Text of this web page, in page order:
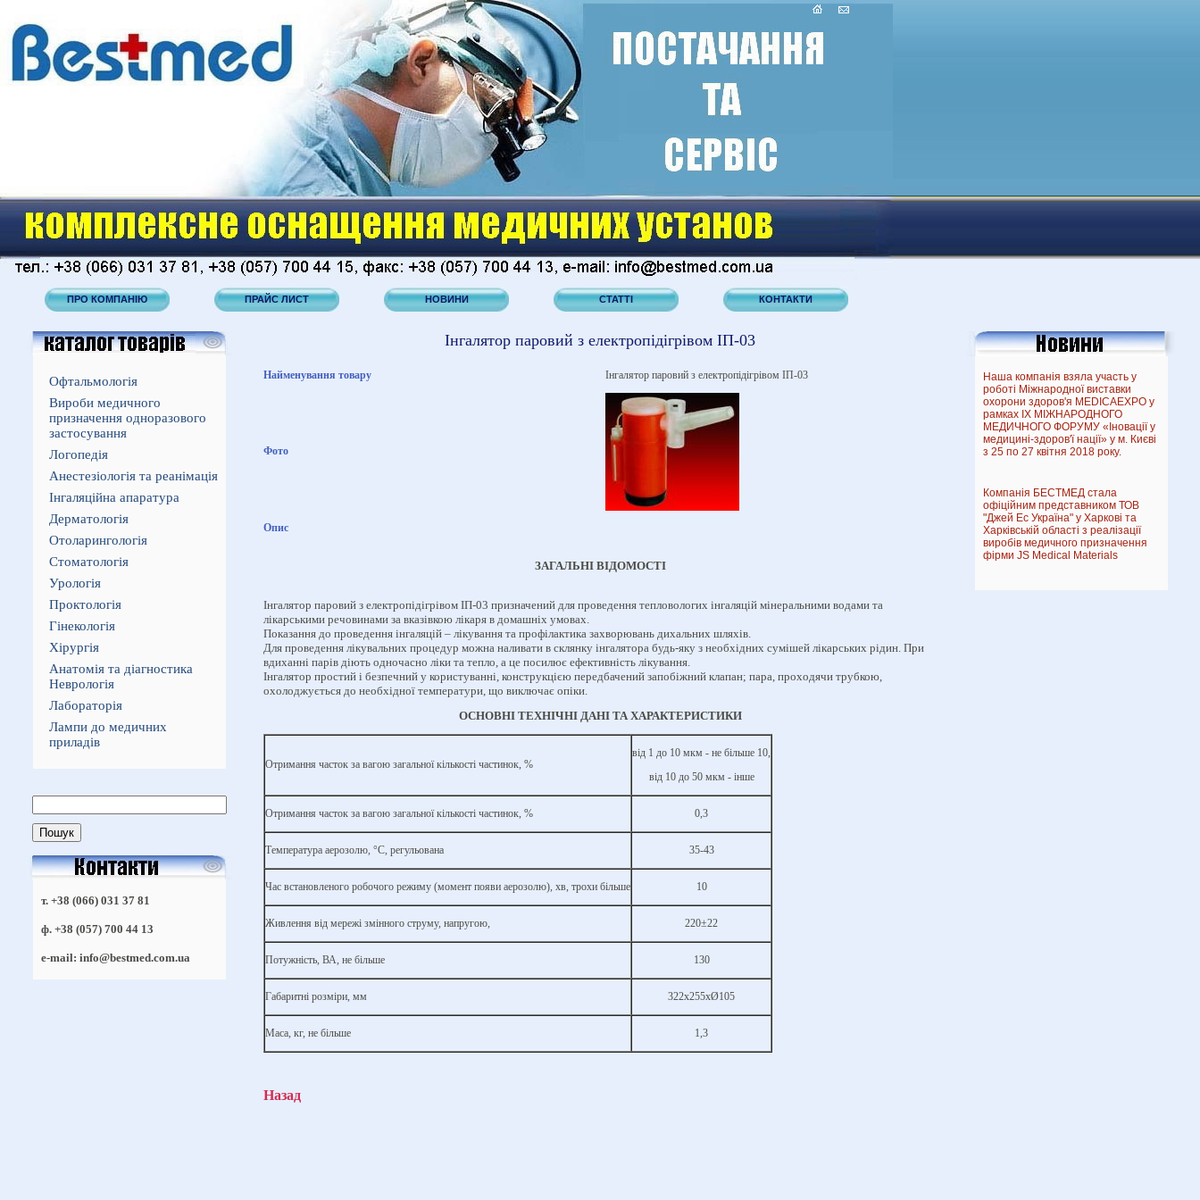
ПРО КОМПАНІЮ ПРАЙС ЛИСТ НОВИНИ СТАТТІ КОНТАКТИ
Офтальмологія
Вироби медичного
призначення одноразового
застосування
Логопедія
Анестезіологія та реанімація
Інгаляційна апаратура
Дерматологія
Отоларингологія
Стоматологія
Урологія
Проктологія
Гінекологія
Хірургія
Анатомія та діагностика
Неврологія
Лабораторія
Лампи до медичних
приладів
т. +38 (066) 031 37 81
ф. +38 (057) 700 44 13
e-mail: info@bestmed.com.ua
Інгалятор паровий з електропідігрівом ІП-03
Найменування товару Інгалятор паровий з електропідігрівом ІП-03
Фото
Опис
ЗАГАЛЬНІ ВІДОМОСТІ
Інгалятор паровий з електропідігрівом ІП-03 призначений для проведення тепловологих інгаляцій мінеральними водами та
лікарськими речовинами за вказівкою лікаря в домашніх умовах.
Показання до проведення інгаляцій – лікування та профілактика захворювань дихальних шляхів.
Для проведення лікувальних процедур можна наливати в склянку інгалятора будь-яку з необхідних сумішей лікарських рідин. При
вдиханні парів діють одночасно ліки та тепло, а це посилює ефективність лікування.
Інгалятор простий і безпечний у користуванні, конструкцією передбачений запобіжний клапан; пара, проходячи трубкою,
охолоджується до необхідної температури, що виключає опіки.
ОСНОВНІ ТЕХНІЧНІ ДАНІ ТА ХАРАКТЕРИСТИКИ
Отримання часток за вагою загальної кількості частинок, %
від 1 до 10 мкм - не більше 10,
від 10 до 50 мкм - інше
Отримання часток за вагою загальної кількості частинок, % 0,3
Температура аерозолю, °С, регульована 35-43
Час встановленого робочого режиму (момент появи аерозолю), хв, трохи більше 10
Живлення від мережі змінного струму, напругою, 220±22
Потужність, ВА, не більше 130
Габаритні розміри, мм 322х255хØ105
Маса, кг, не більше 1,3
Назад
Наша компанія взяла участь у
роботі Міжнародної виставки
охорони здоров'я MEDICAEXPO у
рамках IX МІЖНАРОДНОГО
МЕДИЧНОГО ФОРУМУ «Іновації у
медицині-здоров'ї нації» у м. Києві
з 25 по 27 квітня 2018 року.
Компанія БЕСТМЕД стала
офіційним представником ТОВ
"Джей Ес Україна" у Харкові та
Харківській області з реалізації
виробів медичного призначення
фірми JS Medical Materials